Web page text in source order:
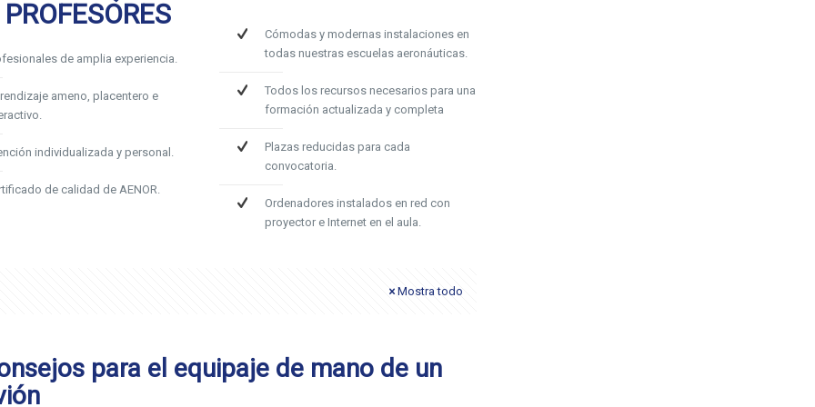
de amplia experiencia.
ameno, placentero e
individualizada y personal.
de calidad de AENOR.
Cómodas y modernas instalaciones en
todas nuestras escuelas aeronáuticas.
Todos los recursos necesarios para una
formación actualizada y completa
Plazas reducidas para cada
convocatoria.
Ordenadores instalados en red con
proyector e Internet en el aula.
Mostra todo
para el equipaje de mano de un